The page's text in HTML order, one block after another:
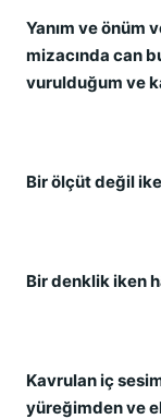
Yanım ve önüm
mizacında can
vurulduğum ve
Bir ölçüt değil
Bir denklik iken
Kavrulan iç
yüreğimden ve